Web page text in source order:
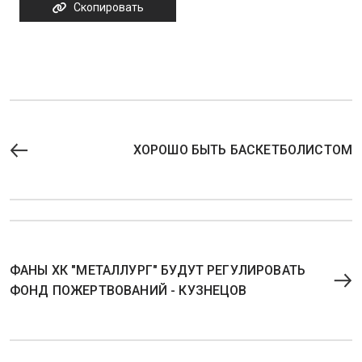
Скопировать
ХОРОШО БЫТЬ БАСКЕТБОЛИСТОМ
ФАНЫ ХК "МЕТАЛЛУРГ" БУДУТ РЕГУЛИРОВАТЬ
ФОНД ПОЖЕРТВОВАНИЙ - КУЗНЕЦОВ